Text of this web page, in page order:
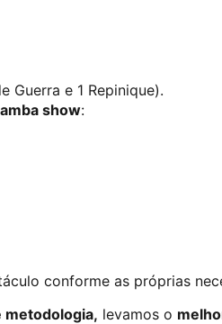
Guerra e 1 Repinique).
show:
conforme as próprias
metodologia, levamos o